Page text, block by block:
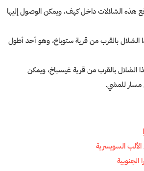
هذه الشلالات داخل كهف، ويمكن الوصول إليها
الشلال بالقرب من قرية ستوباخ، وهو أحد أطول
الشلال بالقرب من قرية غيسباخ، ويمكن
مسار للمشي.
السويسرية